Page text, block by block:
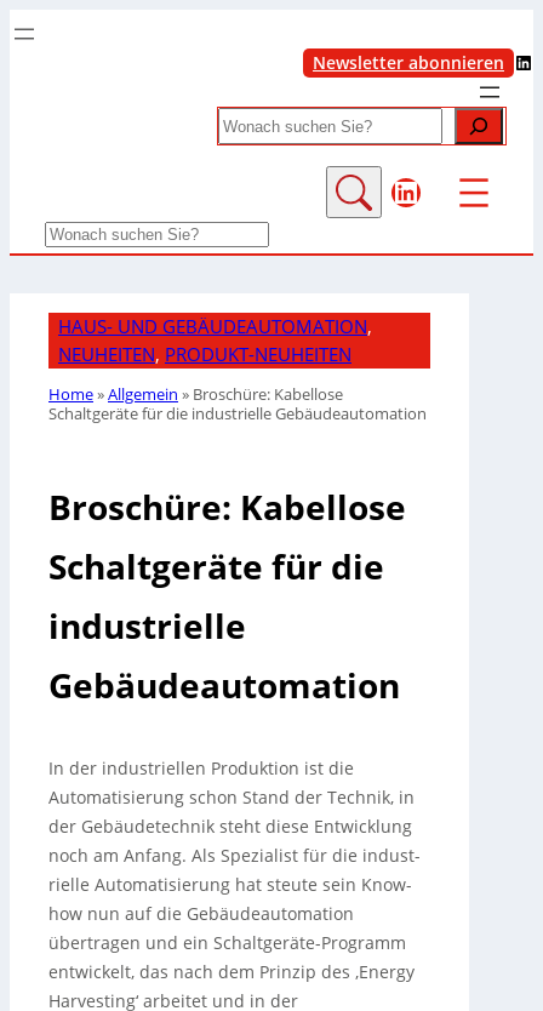
Newsletter abonnieren LinkedIn
Search
LinkedIn
Search
HAUS- UND GEBÄUDEAUTOMATION
NEUHEITEN, PRODUKT-NEUHEITEN
Home»Allgemein » Broschüre: Kabellose
Schaltgeräte für die industrielle Gebäudeautomation
Broschüre: Kabellose
Schaltgeräte für die
industrielle
Gebäudeautomation
In der industriellen Produktion ist die
Automatisierung schon Stand der Technik, in
der Gebäudetechnik steht diese Entwicklung
noch am Anfang. Als Spezialist für die indust­
rielle Automatisierung hat steute sein Know-
how nun auf die Gebäudeautomation
übertragen und ein Schaltgeräte-Programm
entwickelt, das nach dem Prinzip des ‚Energy
Harvesting‘ arbeitet und in der